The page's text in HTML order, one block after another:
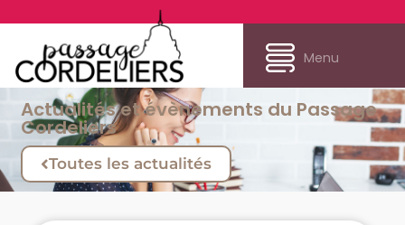
Menu
Actualités et évènements du Passage
Cordeliers
Toutes les actualités